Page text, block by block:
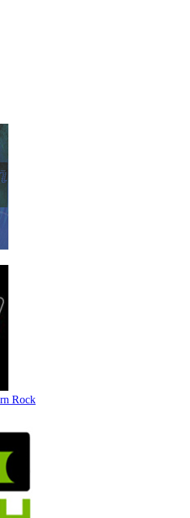
Rock